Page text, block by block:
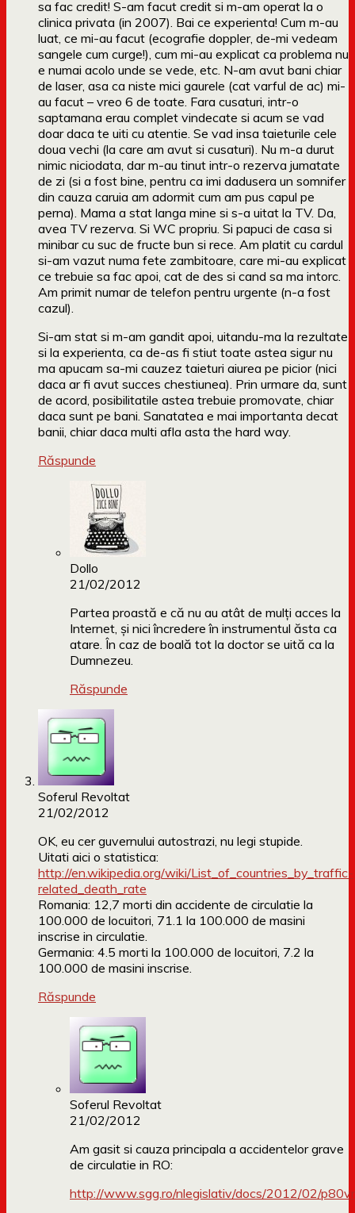
sa fac credit! S-am facut credit si m-am operat la o
clinica privata (in 2007). Bai ce experienta! Cum m-au
luat, ce mi-au facut (ecografie doppler, de-mi vedeam
sangele cum curge!), cum mi-au explicat ca problema nu
e numai acolo unde se vede, etc. N-am avut bani chiar
de laser, asa ca niste mici gaurele (cat varful de ac) mi-
au facut – vreo 6 de toate. Fara cusaturi, intr-o
saptamana erau complet vindecate si acum se vad
doar daca te uiti cu atentie. Se vad insa taieturile cele
doua vechi (la care am avut si cusaturi). Nu m-a durut
nimic niciodata, dar m-au tinut intr-o rezerva jumatate
de zi (si a fost bine, pentru ca imi dadusera un somnifer
din cauza caruia am adormit cum am pus capul pe
perna). Mama a stat langa mine si s-a uitat la TV. Da,
avea TV rezerva. Si WC propriu. Si papuci de casa si
minibar cu suc de fructe bun si rece. Am platit cu cardul
si-am vazut numa fete zambitoare, care mi-au explicat
ce trebuie sa fac apoi, cat de des si cand sa ma intorc.
Am primit numar de telefon pentru urgente (n-a fost
cazul).
Si-am stat si m-am gandit apoi, uitandu-ma la rezultate
si la experienta, ca de-as fi stiut toate astea sigur nu
ma apucam sa-mi cauzez taieturi aiurea pe picior (nici
daca ar fi avut succes chestiunea). Prin urmare da, sunt
de acord, posibilitatile astea trebuie promovate, chiar
daca sunt pe bani. Sanatatea e mai importanta decat
banii, chiar daca multi afla asta the hard way.
Răspunde
Dollo
21/02/2012
Partea proastă e că nu au atât de mulți acces la
Internet, și nici încredere în instrumentul ăsta ca
atare. În caz de boală tot la doctor se uită ca la
Dumnezeu.
Răspunde
Soferul Revoltat
21/02/2012
OK, eu cer guvernului autostrazi, nu legi stupide.
Uitati aici o statistica:
http://en.wikipedia.org/wiki/List_of_countries_by_traffic-
related_death_rate
Romania: 12,7 morti din accidente de circulatie la
100.000 de locuitori, 71.1 la 100.000 de masini
inscrise in circulatie.
Germania: 4.5 morti la 100.000 de locuitori, 7.2 la
100.000 de masini inscrise.
Răspunde
Soferul Revoltat
21/02/2012
Am gasit si cauza principala a accidentelor grave
de circulatie in RO:
http://www.sgg.ro/nlegislativ/docs/2012/02/